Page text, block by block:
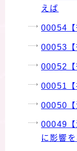
えば
00054【
00053【
00052【
00051【
00050【
00049【
に影響